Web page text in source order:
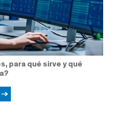
para qué sirve y qué